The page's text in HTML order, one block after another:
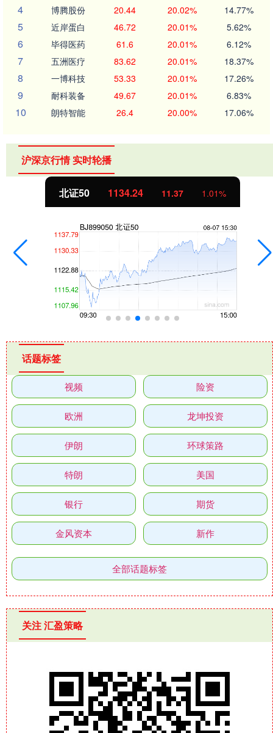
4 博腾股份 20.44 20.02% 14.77%
5 近岸蛋白 46.72 20.01% 5.62%
6 毕得医药 61.6 20.01% 6.12%
7 五洲医疗 83.62 20.01% 18.37%
8 一博科技 53.33 20.01% 17.26%
9 耐科装备 49.67 20.01% 6.83%
10 朗特智能 26.4 20.00% 17.06%
沪深京行情 实时轮播
北证50 1134.24 11.37 1.01%
话题标签
视频 险资
欧洲 龙坤投资
伊朗 环球策路
特朗 美国
银行 期货
金风资本 新作
全部话题标签
关注 汇盈策略